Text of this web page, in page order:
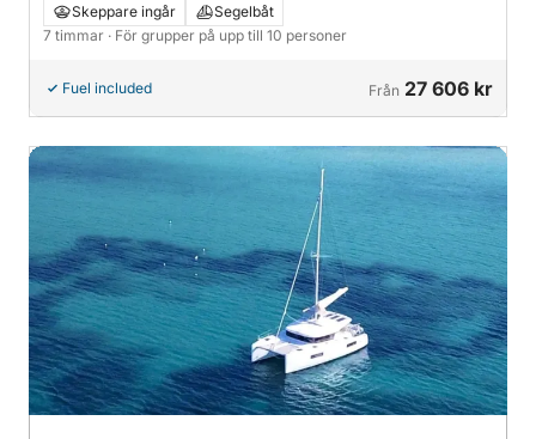
Skeppare ingår
Segelbåt
7 timmar · För grupper på upp till 10 personer
Fuel included Från 27 606 kr